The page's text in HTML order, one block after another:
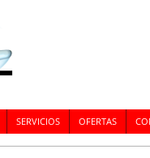
SERVICIOS OFERTAS